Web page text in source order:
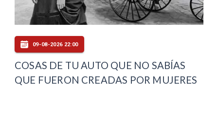
09-08-2026 22:00
COSAS DE TU AUTO QUE NO SABÍAS
QUE FUERON CREADAS POR MUJERES